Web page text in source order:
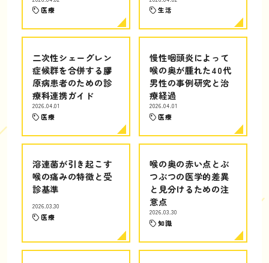
医療 生活
二次性シェーグレン
症候群を合併する膠
原病患者のための診
療科連携ガイド
2026.04.01
医療
慢性咽頭炎によって
喉の奥が腫れた40代
男性の事例研究と治
療経過
2026.04.01
医療
溶連菌が引き起こす
喉の痛みの特徴と受
診基準
2026.03.30
医療
喉の奥の赤い点とぶ
つぶつの医学的差異
と見分けるための注
意点
2026.03.30
知識